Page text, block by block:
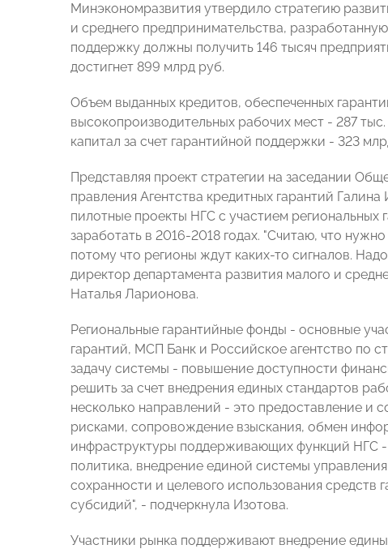
Минэкономразвития утвердило стратегию
и среднего предпринимательства,
поддержку должны получить 146 тысяч
достигнет 899 млрд руб.
Объем выданных кредитов, обеспеченных
высокопроизводительных рабочих мест - 287
капитал за счет гарантийной поддержки - 323
Представляя проект стратегии на заседании
правления Агентства кредитных гарантий
пилотные проекты НГС с участием
заработать в 2016-2018 годах. "Считаю, что
потому что регионы ждут каких-то сигналов.
директор департамента развития малого и
Наталья Ларионова.
Региональные гарантийные фонды - основные
гарантий, МСП Банк и Российское агентство по
задачу системы - повышение доступности
решить за счет внедрения единых стандартов
несколько направлений - это предоставление и
рисками, сопровождение взыскания, обмен
инфраструктуры поддерживающих функций НГС -
политика, внедрение единой системы
сохранности и целевого использования
субсидий", - подчеркнула Изотова.
Участники рынка поддерживают внедрение